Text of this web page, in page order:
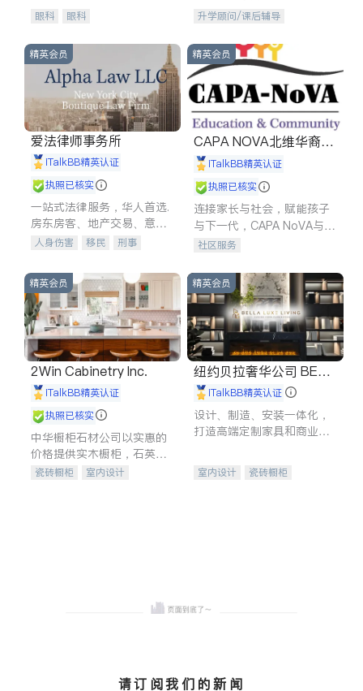
眼科 眼科
的学习潜力和动力。理念：
拥有成长型心态是成功的基
石。
升学顾问/课后辅导
精英会员
爱法律师事务所
iTalkBB精英认证
执照已核实
一站式法律服务，华人首选.
房东房客、地产交易、意外
伤害、车祸重伤、商业诉
建筑合同、刑事案件全包办
人身伤害 移民
刑事
信托/遗嘱
商业
商标注册
索赔
律师-其它 保释
精英会员
CAPA NOVA北维华裔家
长会iTalkBB精英认证
执照已核实
连接家长与社会，赋能孩子
与下一代，CAPA NoVA与您
携手建设包容、公平、充满
社区服务
精英会员
2Win Cabinetry Inc.
iTalkBB精英认证
执照已核实
中华橱柜石材公司以实惠的
价格提供实木橱柜，石英石
台面，多种优质不锈钢水
瓷砖橱柜
室内设计
精英会员
纽约贝拉奢华公司 BELL
A LUXE
iTalkBB精英认证
设计、制造、安装一体化，
打造高端定制家具和商业空
室内设计
瓷砖橱柜
请订阅我们的新闻